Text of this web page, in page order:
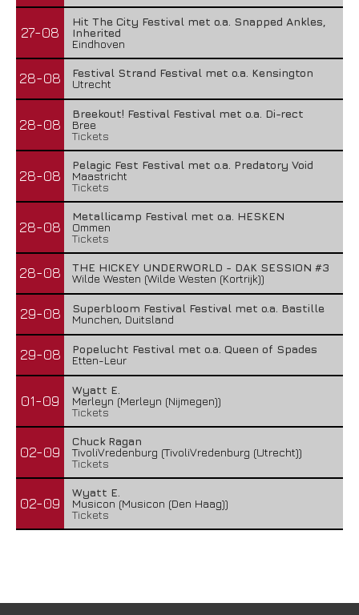
27-08
Hit The City Festival met o.a. Snapped Ankles,
Inherited
Eindhoven
28-08
Festival Strand Festival met o.a. Kensington
Utrecht
28-08
Breekout! Festival Festival met o.a. Di-rect
Bree
Tickets
28-08
Pelagic Fest Festival met o.a. Predatory Void
Maastricht
Tickets
28-08
Metallicamp Festival met o.a. HESKEN
Ommen
Tickets
28-08
THE HICKEY UNDERWORLD - DAK SESSION #3
Wilde Westen (Wilde Westen (Kortrijk))
29-08
Superbloom Festival Festival met o.a. Bastille
Munchen, Duitsland
29-08
Popelucht Festival met o.a. Queen of Spades
Etten-Leur
01-09
Wyatt E.
Merleyn (Merleyn (Nijmegen))
Tickets
02-09
Chuck Ragan
TivoliVredenburg (TivoliVredenburg (Utrecht))
Tickets
02-09
Wyatt E.
Musicon (Musicon (Den Haag))
Tickets